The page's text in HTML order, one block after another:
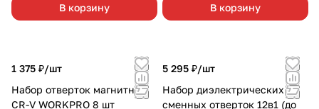
В корзину В корзину
1 375 ₽/шт
Набор отверток магнитных
CR-V WORKPRO 8 шт
5 295 ₽/шт
Набор диэлектрических
сменных отверток 12в1 (до